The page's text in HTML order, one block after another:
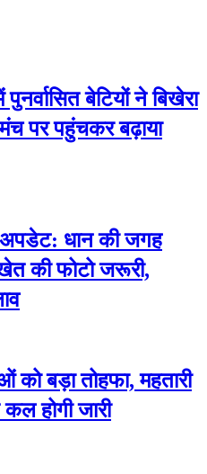
बेटियों ने बिखेरा
पर पहुंचकर बढ़ाया
अपडेट: धान की जगह
की फोटो जरूरी,
को बड़ा तोहफा, महतारी
होगी जारी